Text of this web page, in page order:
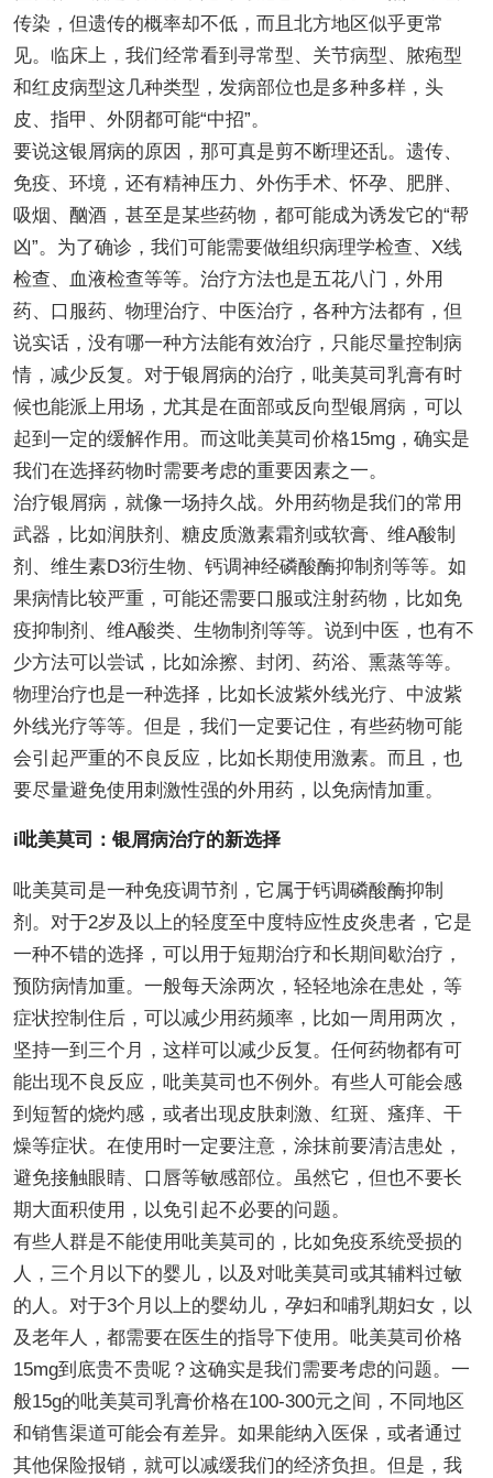
传染，但遗传的概率却不低，而且北方地区似乎更常
见。临床上，我们经常看到寻常型、关节病型、脓疱型
和红皮病型这几种类型，发病部位也是多种多样，头
皮、指甲、外阴都可能“中招”。
要说这银屑病的原因，那可真是剪不断理还乱。遗传、
免疫、环境，还有精神压力、外伤手术、怀孕、肥胖、
吸烟、酗酒，甚至是某些药物，都可能成为诱发它的“帮
凶”。为了确诊，我们可能需要做组织病理学检查、X线
检查、血液检查等等。治疗方法也是五花八门，外用
药、口服药、物理治疗、中医治疗，各种方法都有，但
说实话，没有哪一种方法能有效治疗，只能尽量控制病
情，减少反复。对于银屑病的治疗，吡美莫司乳膏有时
候也能派上用场，尤其是在面部或反向型银屑病，可以
起到一定的缓解作用。而这吡美莫司价格15mg，确实是
我们在选择药物时需要考虑的重要因素之一。
治疗银屑病，就像一场持久战。外用药物是我们的常用
武器，比如润肤剂、糖皮质激素霜剂或软膏、维A酸制
剂、维生素D3衍生物、钙调神经磷酸酶抑制剂等等。如
果病情比较严重，可能还需要口服或注射药物，比如免
疫抑制剂、维A酸类、生物制剂等等。说到中医，也有不
少方法可以尝试，比如涂擦、封闭、药浴、熏蒸等等。
物理治疗也是一种选择，比如长波紫外线光疗、中波紫
外线光疗等等。但是，我们一定要记住，有些药物可能
会引起严重的不良反应，比如长期使用激素。而且，也
要尽量避免使用刺激性强的外用药，以免病情加重。
i吡美莫司：银屑病治疗的新选择
吡美莫司是一种免疫调节剂，它属于钙调磷酸酶抑制
剂。对于2岁及以上的轻度至中度特应性皮炎患者，它是
一种不错的选择，可以用于短期治疗和长期间歇治疗，
预防病情加重。一般每天涂两次，轻轻地涂在患处，等
症状控制住后，可以减少用药频率，比如一周用两次，
坚持一到三个月，这样可以减少反复。任何药物都有可
能出现不良反应，吡美莫司也不例外。有些人可能会感
到短暂的烧灼感，或者出现皮肤刺激、红斑、瘙痒、干
燥等症状。在使用时一定要注意，涂抹前要清洁患处，
避免接触眼睛、口唇等敏感部位。虽然它，但也不要长
期大面积使用，以免引起不必要的问题。
有些人群是不能使用吡美莫司的，比如免疫系统受损的
人，三个月以下的婴儿，以及对吡美莫司或其辅料过敏
的人。对于3个月以上的婴幼儿，孕妇和哺乳期妇女，以
及老年人，都需要在医生的指导下使用。吡美莫司价格
15mg到底贵不贵呢？这确实是我们需要考虑的问题。一
般15g的吡美莫司乳膏价格在100-300元之间，不同地区
和销售渠道可能会有差异。如果能纳入医保，或者通过
其他保险报销，就可以减缓我们的经济负担。但是，我